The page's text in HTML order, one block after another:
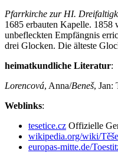
Pfarrkirche zur HI.
1685 erbauten Kapelle. 1858
unbefleckten Empfängnis
drei Glocken. Die älteste
heimatkundliche Literatur:
Lorencová, Anna/Beneš, Jan:
Weblinks:
tesetice.cz Offizielle
wikipedia.org/wiki/
europas-mitte.de/